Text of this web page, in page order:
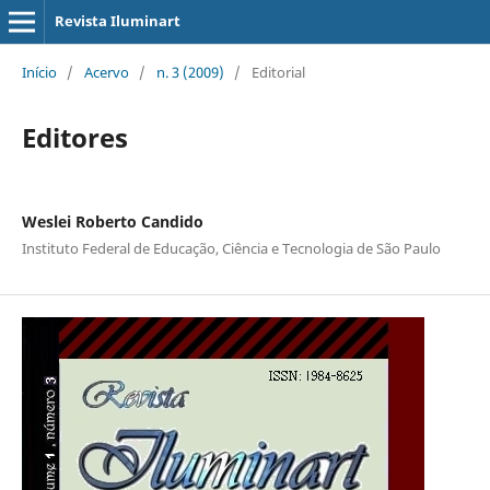
Revista Iluminart
Início / Acervo / n. 3 (2009) / Editorial
Editores
Weslei Roberto Candido
Instituto Federal de Educação, Ciência e Tecnologia de São Paulo